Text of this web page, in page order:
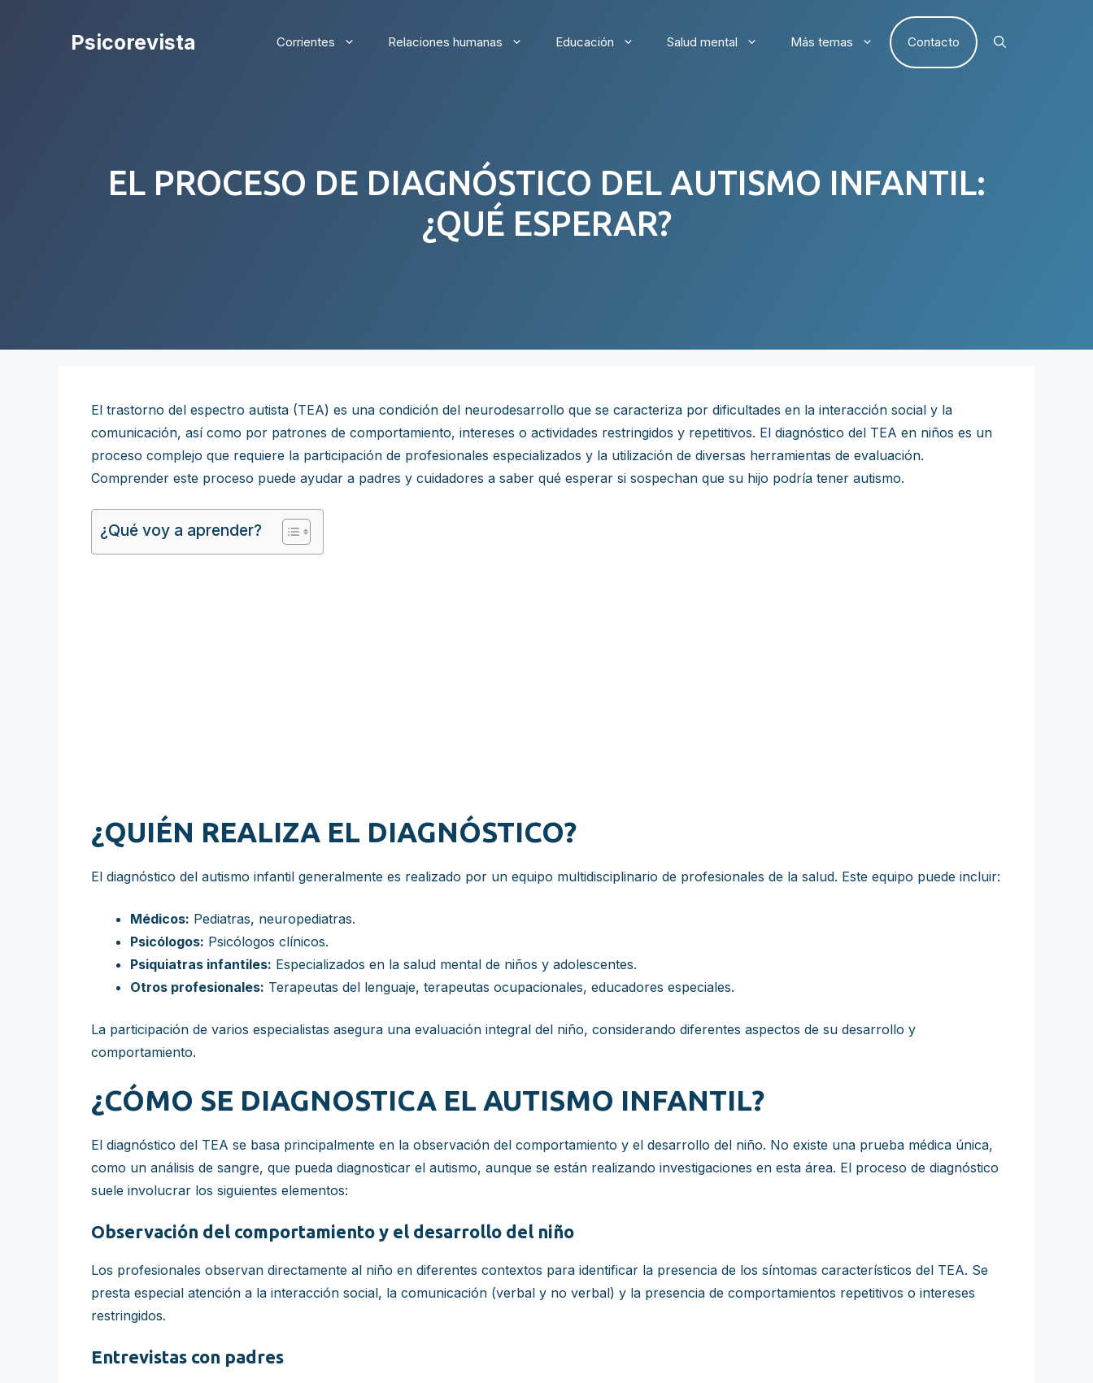
Psicorevista Corrientes Relaciones humanas Educación Salud mental Más temas Contacto
EL PROCESO DE DIAGNÓSTICO DEL AUTISMO INFANTIL:
¿QUÉ ESPERAR?
El trastorno del espectro autista (TEA) es una condición del neurodesarrollo que se caracteriza por dificultades en la interacción social y la
comunicación, así como por patrones de comportamiento, intereses o actividades restringidos y repetitivos. El diagnóstico del TEA en niños es un
proceso complejo que requiere la participación de profesionales especializados y la utilización de diversas herramientas de evaluación.
Comprender este proceso puede ayudar a padres y cuidadores a saber qué esperar si sospechan que su hijo podría tener autismo.
¿Qué voy a aprender?
¿QUIÉN REALIZA EL DIAGNÓSTICO?
El diagnóstico del autismo infantil generalmente es realizado por un equipo multidisciplinario de profesionales de la salud. Este equipo puede incluir:
Médicos: Pediatras, neuropediatras.
Psicólogos: Psicólogos clínicos.
Psiquiatras infantiles: Especializados en la salud mental de niños y adolescentes.
Otros profesionales: Terapeutas del lenguaje, terapeutas ocupacionales, educadores especiales.
La participación de varios especialistas asegura una evaluación integral del niño, considerando diferentes aspectos de su desarrollo y
comportamiento.
¿CÓMO SE DIAGNOSTICA EL AUTISMO INFANTIL?
El diagnóstico del TEA se basa principalmente en la observación del comportamiento y el desarrollo del niño. No existe una prueba médica única,
como un análisis de sangre, que pueda diagnosticar el autismo, aunque se están realizando investigaciones en esta área. El proceso de diagnóstico
suele involucrar los siguientes elementos:
Observación del comportamiento y el desarrollo del niño
Los profesionales observan directamente al niño en diferentes contextos para identificar la presencia de los síntomas característicos del TEA. Se
presta especial atención a la interacción social, la comunicación (verbal y no verbal) y la presencia de comportamientos repetitivos o intereses
restringidos.
Entrevistas con padres